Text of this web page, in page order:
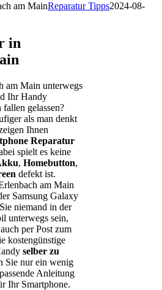
am MainReparatur Tipps2024-08-
in
am Main unterwegs
Ihr Handy
fallen gelassen?
als man denkt
Ihnen
Reparatur
spielt es keine
, Homebutton,
defekt ist.
am Main
Samsung Galaxy
niemand in der
unterwegs sein,
per Post zum
kostengünstige
selber zu
Sie nur ein wenig
Anleitung
Ihr Smartphone.